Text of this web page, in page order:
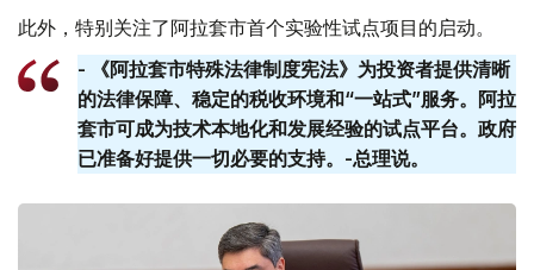
此外，特别关注了阿拉套市首个实验性试点项目的启动。
- 《阿拉套市特殊法律制度宪法》为投资者提供清晰
的法律保障、稳定的税收环境和“一站式”服务。阿拉
套​​市可成为技术本地化和发展经验的试点平台。政府
已准备好提供一切必要的支持。-总理说。